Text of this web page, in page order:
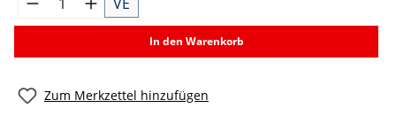
In den Warenkorb
Zum Merkzettel hinzufügen